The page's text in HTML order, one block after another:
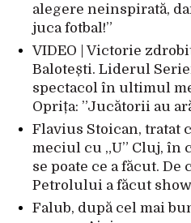
alegere neinspirată,
juca fotbal!”
VIDEO | Victorie
Balotești. Liderul
spectacol în ultimul
Oprița: ”Jucătorii au
Flavius Stoican, tratat
meciul cu „U” Cluj, în
se poate ce a făcut.
Petrolului a făcut
Falub, după cel mai